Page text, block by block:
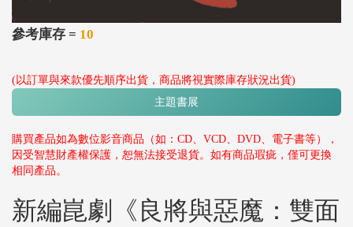
參考庫存 = 10
(以訂單與來款優先順序出貨，商品將視實際庫存狀況出貨)
主題書展
購買產品如為數位影音商品（如：CD、VCD、DVD、電子書等），
因受智慧財產權保護，恕無法接受退貨。如有商品瑕疵，僅可更換
相同產品。
新編崑劇《良將與惡魔：雙面